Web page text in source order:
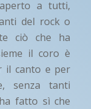
a tutti,
del rock o
ciò che ha
il coro è
il canto e per
senza tanti
fatto sì che